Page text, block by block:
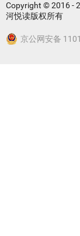
Copyright © 2016 -
河悦读版权所有
京公网安备